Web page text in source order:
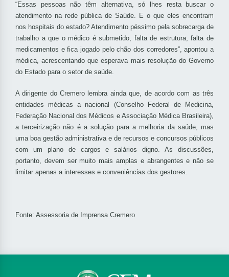
“Essas pessoas não têm alternativa, só lhes resta buscar o
atendimento na rede pública de Saúde. E o que eles encontram
nos hospitais do estado? Atendimento péssimo pela sobrecarga de
trabalho a que o médico é submetido, falta de estrutura, falta de
medicamentos e fica jogado pelo chão dos corredores”, apontou a
médica, acrescentando que esperava mais resolução do Governo
do Estado para o setor de saúde.
A dirigente do Cremero lembra ainda que, de acordo com as três
entidades médicas a nacional (Conselho Federal de Medicina,
Federação Nacional dos Médicos e Associação Médica Brasileira),
a terceirização não é a solução para a melhoria da saúde, mas
uma boa gestão administrativa e de recursos e concursos públicos
com um plano de cargos e salários digno. As discussões,
portanto, devem ser muito mais amplas e abrangentes e não se
limitar apenas a interesses e conveniências dos gestores.
Fonte: Assessoria de Imprensa Cremero